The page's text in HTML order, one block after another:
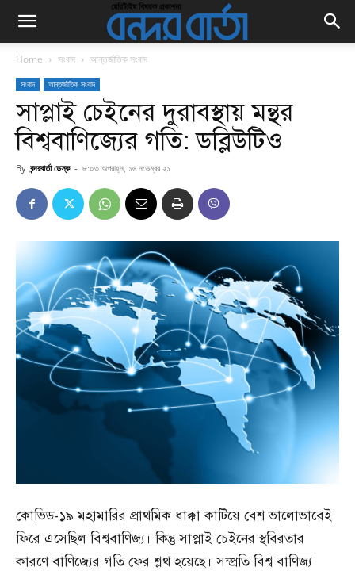
Home সংবাদ আন্তর্জাতিক সংবাদ
সংবাদ আন্তর্জাতিক সংবাদ
সাপ্লাই চেইনের দুরাবস্থায় মন্থর
বিশ্ববাণিজ্যের গতি: ডব্লিউটিও
By বন্দরবার্তা ডেস্ক - ৮:০৩ অপরাহ্ন, ১৬ নভেম্বর ২১
কোভিড-১৯ মহামারির প্রাথমিক ধাক্কা কাটিয়ে বেশ ভালোভাবেই
ফিরে এসেছিল বিশ্ববাণিজ্য। কিন্তু সাপ্লাই চেইনের স্থবিরতার
কারণে বাণিজ্যের গতি ফের শ্লথ হয়েছে। সম্প্রতি বিশ্ব বাণিজ্য